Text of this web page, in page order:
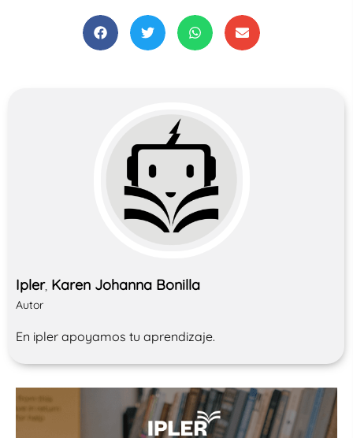
Ipler, Karen Johanna Bonilla
Autor
En ipler apoyamos tu aprendizaje.